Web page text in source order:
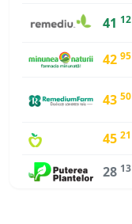
41 12
42 95
43 50
45 21
28 13